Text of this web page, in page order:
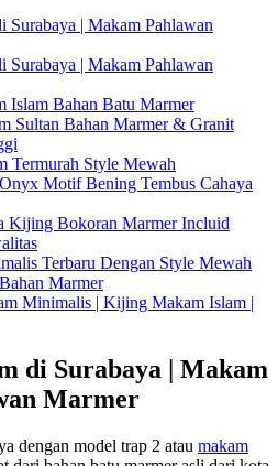
| Makam Pahlawan
| Makam Pahlawan
Bahan Batu Marmer
Sultan Bahan Marmer & Granit
Termurah Style Mewah
Motif Bening Tembus Cahaya
Kijing Bokoran Marmer Incluid
Terbaru Dengan Style Mewah
Marmer
Minimalis | Kijing Makam Islam |
di Surabaya | Makam
Marmer
dengan model trap 2 atau makam